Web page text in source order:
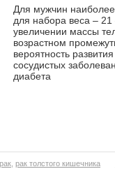
Для мужчин
для набора веса – 21
увеличении массы
возрастном
вероятность
сосудистых
диабета
рак рак толстого кишечника